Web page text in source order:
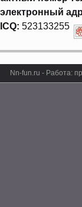
523133255
Nn-fun.ru - Работа: